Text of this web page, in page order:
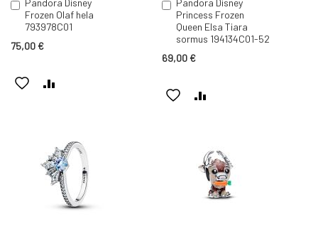
Pandora Disney
Frozen Olaf hela
793978C01
75,00 €
Lisää
ostoskoriin
LISÄÄ
Pandora Disney
Princess Frozen
Queen Elsa Tiara
sormus 194134C01-52
69,00 €
Lisää
ostoskoriin
LISÄÄ